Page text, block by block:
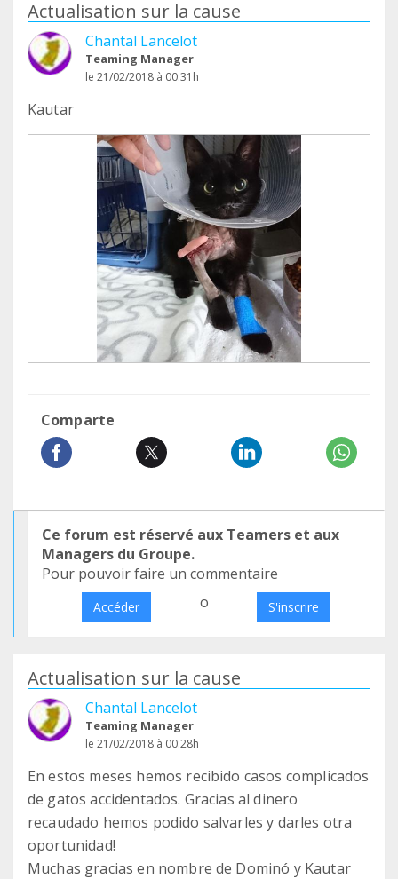
Actualisation sur la cause
Chantal Lancelot
Teaming Manager
le 21/02/2018 à 00:31h
Kautar
Comparte
Ce forum est réservé aux Teamers et aux
Managers du Groupe.
Pour pouvoir faire un commentaire
Accéder o S'inscrire
Actualisation sur la cause
Chantal Lancelot
Teaming Manager
le 21/02/2018 à 00:28h
En estos meses hemos recibido casos complicados
de gatos accidentados. Gracias al dinero
recaudado hemos podido salvarles y darles otra
oportunidad!
Muchas gracias en nombre de Dominó y Kautar